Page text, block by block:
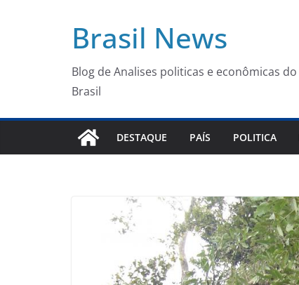
Brasil News
Blog de Analises politicas e econômicas do
Brasil
DESTAQUE PAÍS POLITICA